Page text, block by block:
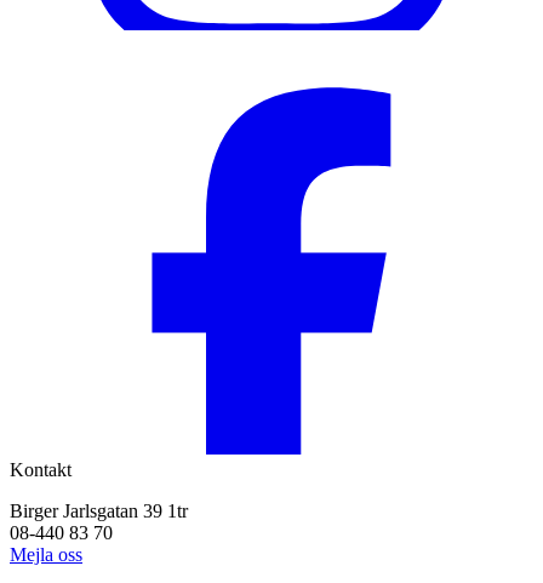
Kontakt
Birger Jarlsgatan 39 1tr
08-440 83 70
Mejla oss